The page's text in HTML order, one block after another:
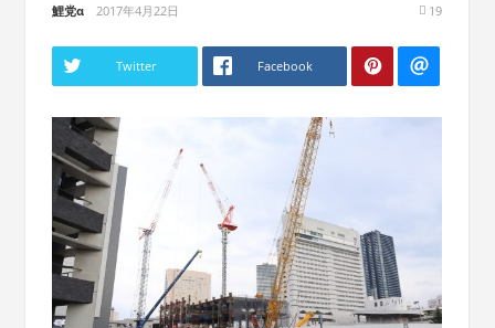
鯉党α 2017年4月22日 19
Twitter Facebook